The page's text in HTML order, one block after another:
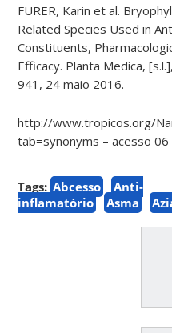
FURER, Karin et al.
Related Species Used in
Constituents,
Efficacy. Planta Medica,
941, 24 maio 2016.
http://www.tropicos.org/
tab=synonyms – acesso
Tags: Abcesso
Anti-
inflamatório
Asma